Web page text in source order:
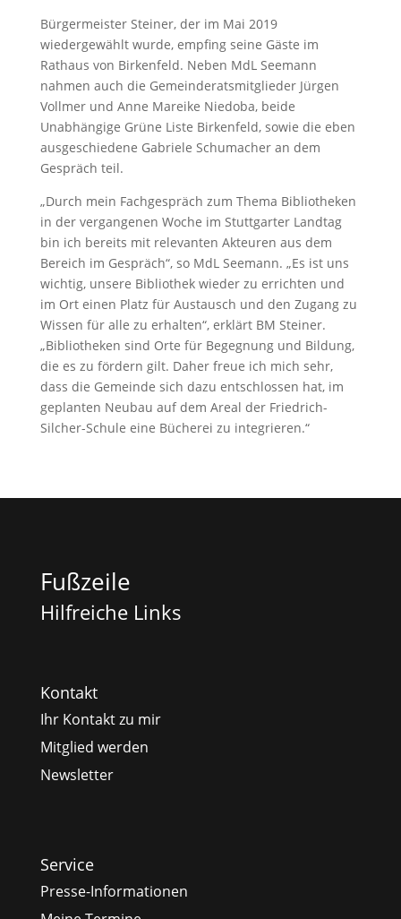
Bürgermeister Steiner, der im Mai 2019
wiedergewählt wurde, empfing seine Gäste im
Rathaus von Birkenfeld. Neben MdL Seemann
nahmen auch die Gemeinderatsmitglieder Jürgen
Vollmer und Anne Mareike Niedoba, beide
Unabhängige Grüne Liste Birkenfeld, sowie die eben
ausgeschiedene Gabriele Schumacher an dem
Gespräch teil.
„Durch mein Fachgespräch zum Thema Bibliotheken
in der vergangenen Woche im Stuttgarter Landtag
bin ich bereits mit relevanten Akteuren aus dem
Bereich im Gespräch“, so MdL Seemann. „Es ist uns
wichtig, unsere Bibliothek wieder zu errichten und
im Ort einen Platz für Austausch und den Zugang zu
Wissen für alle zu erhalten“, erklärt BM Steiner.
„Bibliotheken sind Orte für Begegnung und Bildung,
die es zu fördern gilt. Daher freue ich mich sehr,
dass die Gemeinde sich dazu entschlossen hat, im
geplanten Neubau auf dem Areal der Friedrich-
Silcher-Schule eine Bücherei zu integrieren.“
Fußzeile
Hilfreiche Links
Kontakt
Ihr Kontakt zu mir
Mitglied werden
Newsletter
Service
Presse-Informationen